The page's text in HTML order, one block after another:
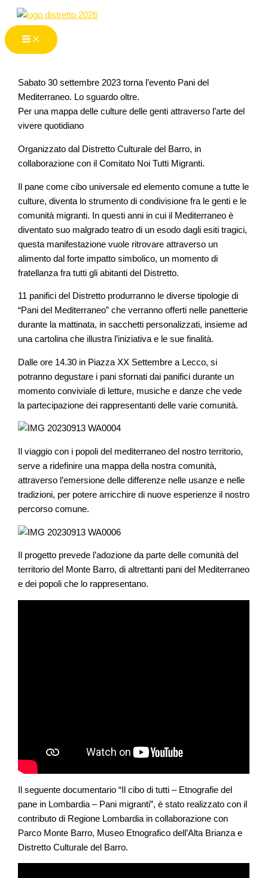
al
contenuto
Sabato 30 settembre 2023 torna l’evento Pani del
Mediterraneo. Lo sguardo oltre.
Per una mappa delle culture delle genti attraverso l’arte del
vivere quotidiano
Organizzato dal Distretto Culturale del Barro, in
collaborazione con il Comitato Noi Tutti Migranti.
Il pane come cibo universale ed elemento comune a tutte le
culture, diventa lo strumento di condivisione fra le genti e le
comunità migranti. In questi anni in cui il Mediterraneo è
diventato suo malgrado teatro di un esodo dagli esiti tragici,
questa manifestazione vuole ritrovare attraverso un
alimento dal forte impatto simbolico, un momento di
fratellanza fra tutti gli abitanti del Distretto.
11 panifici del Distretto produrranno le diverse tipologie di
“Pani del Mediterraneo” che verranno offerti nelle panetterie
durante la mattinata, in sacchetti personalizzati, insieme ad
una cartolina che illustra l’iniziativa e le sue finalità.
Dalle ore 14.30 in Piazza XX Settembre a Lecco, si
potranno degustare i pani sfornati dai panifici durante un
momento conviviale di letture, musiche e danze che vede
la partecipazione dei rappresentanti delle varie comunità.
Il viaggio con i popoli del mediterraneo del nostro territorio,
serve a ridefinire una mappa della nostra comunità,
attraverso l’emersione delle differenze nelle usanze e nelle
tradizioni, per potere arricchire di nuove esperienze il nostro
percorso comune.
Il progetto prevede l’adozione da parte delle comunità del
territorio del Monte Barro, di altrettanti pani del Mediterraneo
e dei popoli che lo rappresentano.
Il seguente documentario “Il cibo di tutti – Etnografie del
pane in Lombardia – Pani migranti”, è stato realizzato con il
contributo di Regione Lombardia in collaborazione con
Parco Monte Barro, Museo Etnografico dell’Alta Brianza e
Distretto Culturale del Barro.